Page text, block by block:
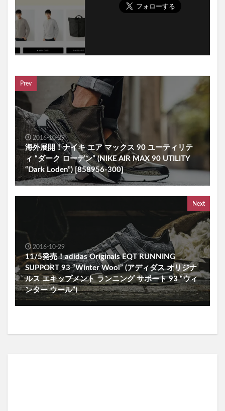
Prev
2016-10-29
海外展開！ナイキ エア マックス 90 ユーティリテ
ィ “ダーク ローデン” (NIKE AIR MAX 90 UTILITY
“Dark Loden”) [858956-300]
Next
2016-10-29
11/5発売！adidas Originals EQT RUNNING
SUPPORT 93 “Winter Wool” (アディダス オリジナ
ルス エキップメント ランニング サポート 93 “ウィ
ンター ウール”)